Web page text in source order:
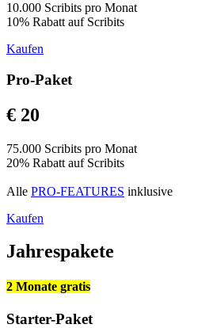
10.000 Scribits pro Monat
10% Rabatt auf Scribits
Kaufen
Pro-Paket
€ 20
75.000 Scribits pro Monat
20% Rabatt auf Scribits
Alle PRO-FEATURES inklusive
Kaufen
Jahrespakete
2 Monate gratis
Starter-Paket